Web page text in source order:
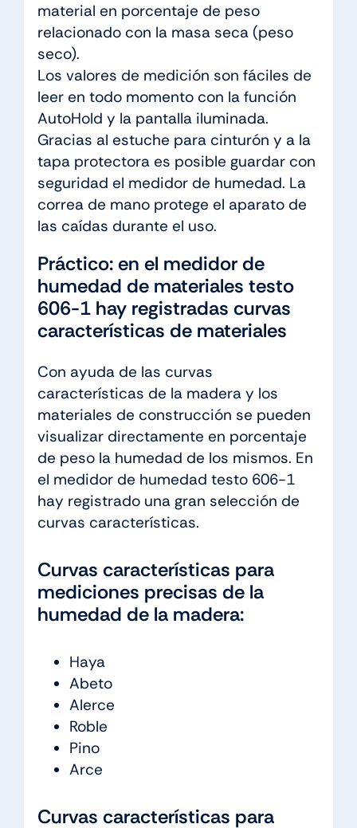
material en porcentaje de peso
relacionado con la masa seca (peso
seco).
Los valores de medición son fáciles de
leer en todo momento con la función
AutoHold y la pantalla iluminada.
Gracias al estuche para cinturón y a la
tapa protectora es posible guardar con
seguridad el medidor de humedad. La
correa de mano protege el aparato de
las caídas durante el uso.
Práctico: en el medidor de
humedad de materiales testo
606-1 hay registradas curvas
características de materiales
Con ayuda de las curvas
características de la madera y los
materiales de construcción se pueden
visualizar directamente en porcentaje
de peso la humedad de los mismos. En
el medidor de humedad testo 606-1
hay registrado una gran selección de
curvas características.
Curvas características para
mediciones precisas de la
humedad de la madera:
Haya
Abeto
Alerce
Roble
Pino
Arce
Curvas características para